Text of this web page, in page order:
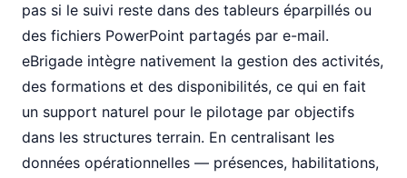
pas si le suivi reste dans des tableurs éparpillés ou
des fichiers PowerPoint partagés par e-mail.
eBrigade intègre nativement la gestion des activités,
des formations et des disponibilités, ce qui en fait
un support naturel pour le pilotage par objectifs
dans les structures terrain. En centralisant les
données opérationnelles — présences, habilitations,